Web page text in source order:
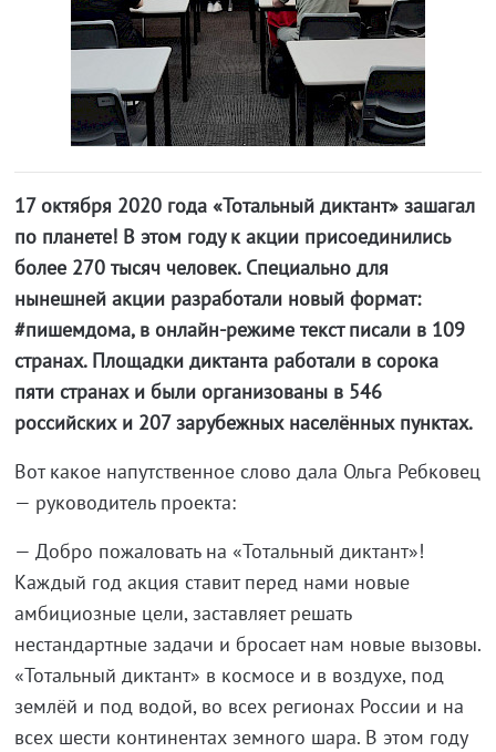
17 октября 2020 года «Тотальный диктант» зашагал
по планете! В этом году к акции присоединились
более 270 тысяч человек. Специально для
нынешней акции разработали новый формат:
#пишемдома, в онлайн-режиме текст писали в 109
странах. Площадки диктанта работали в сорока
пяти странах и были организованы в 546
российских и 207 зарубежных населённых пунктах.
Вот какое напутственное слово дала Ольга Ребковец
— руководитель проекта:
— Добро пожаловать на «Тотальный диктант»!
Каждый год акция ставит перед нами новые
амбициозные цели, заставляет решать
нестандартные задачи и бросает нам новые вызовы.
«Тотальный диктант» в космосе и в воздухе, под
землёй и под водой, во всех регионах России и на
всех шести континентах земного шара. В этом году